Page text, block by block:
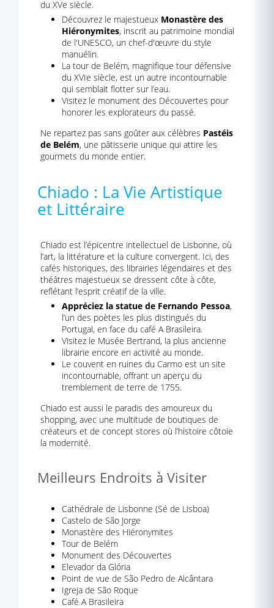
du XVe siècle.
Découvrez le majestueux Monastère des
Hiéronymites, inscrit au patrimoine mondial
de l'UNESCO, un chef-d'œuvre du style
manuélin.
La tour de Belém, magnifique tour défensive
du XVIe siècle, est un autre incontournable
qui semblait flotter sur l’eau.
Visitez le monument des Découvertes pour
honorer les explorateurs du passé.
Ne repartez pas sans goûter aux célèbres Pastéis
de Belém, une pâtisserie unique qui attire les
gourmets du monde entier.
Chiado : La Vie Artistique
et Littéraire
Chiado est l’épicentre intellectuel de Lisbonne, où
l’art, la littérature et la culture convergent. Ici, des
cafés historiques, des librairies légendaires et des
théâtres majestueux se dressent côte à côte,
reflétant l’esprit créatif de la ville.
Appréciez la statue de Fernando Pessoa,
l’un des poètes les plus distingués du
Portugal, en face du café A Brasileira.
Visitez le Musée Bertrand, la plus ancienne
librairie encore en activité au monde.
Le couvent en ruines du Carmo est un site
incontournable, offrant un aperçu du
tremblement de terre de 1755.
Chiado est aussi le paradis des amoureux du
shopping, avec une multitude de boutiques de
créateurs et de concept stores où l’histoire côtoie
la modernité.
Meilleurs Endroits à Visiter
Cathédrale de Lisbonne (Sé de Lisboa)
Castelo de São Jorge
Monastère des Hiéronymites
Tour de Belém
Monument des Découvertes
Elevador da Glória
Point de vue de São Pedro de Alcântara
Igreja de São Roque
Café A Brasileira